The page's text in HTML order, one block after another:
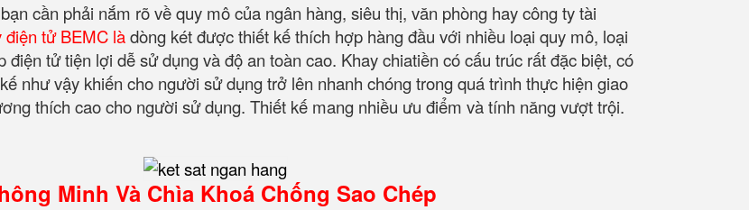
cần phải nắm rõ về quy mô của ngân hàng, siêu thị, văn phòng hay công ty tài
điện tử BEMC làdòng két được thiết kế thích hợp hàng đầu với nhiều loại quy mô, loại
tử tiện lợi dễ sử dụng và độ an toàn cao. Khay chiatiền có cấu trúc rất đặc biệt, có
như vậy khiến cho người sử dụng trở lên nhanh chóng trong quá trình thực hiện giao
thích cao cho người sử dụng. Thiết kế mang nhiều ưu điểm và tính năng vượt trội.
Minh Và Chìa Khoá Chống Sao Chép